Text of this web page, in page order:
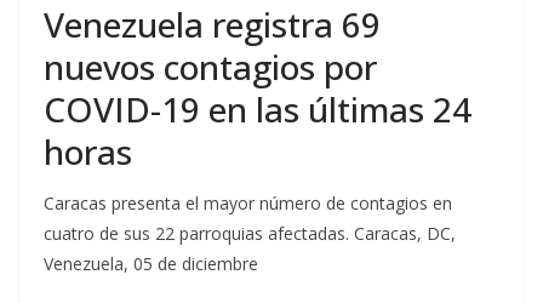
Venezuela registra 69
nuevos contagios por
COVID-19 en las últimas 24
horas
Caracas presenta el mayor número de contagios en
cuatro de sus 22 parroquias afectadas. Caracas, DC,
Venezuela, 05 de diciembre